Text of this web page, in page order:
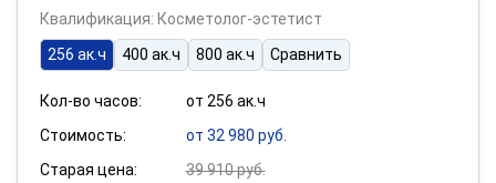
Квалификация: Косметолог-эстетист
256 ак.ч
400 ак.ч 800 ак.ч Сравнить
Кол-во часов:
от 256 ак.ч
Стоимость:
от 32 980 руб.
Старая цена:
39 910 руб.